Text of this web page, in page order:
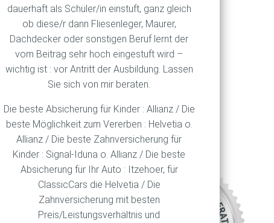
in vielen Fällen ihren
sich bereits heute
eine Anwendung,
dauerhaft als Schüler/in einstuft, ganz gleich
ob diese/r dann Fliesenleger, Maurer,
Dachdecker oder sonstigen Beruf lernt der
vom Beitrag sehr hoch eingestuft wird –
wichtig ist : vor Antritt der Ausbildung. Lassen
Sie sich von mir beraten.
Die beste Absicherung für Kinder : Allianz / Die
beste Möglichkeit zum Vererben : Helvetia o.
Allianz / Die beste Zahnversicherung für
Kinder : Signal-Iduna o. Allianz / Die beste
Absicherung für Ihr Auto : Itzehoer, für
ClassicCars die Helvetia / Die
Zahnversicherung mit besten
Preis/Leistungsverhältnis und